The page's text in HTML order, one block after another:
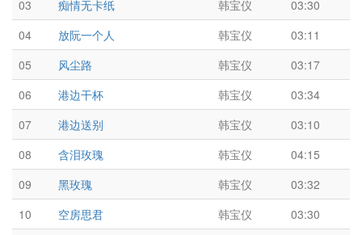
03
痴情无卡纸 韩宝仪
03:30
04
放阮一个人 韩宝仪
03:11
05
风尘路 韩宝仪
03:17
06
港边干杯 韩宝仪
03:34
07
港边送别 韩宝仪
03:10
08
含泪玫瑰 韩宝仪
04:15
09
黑玫瑰 韩宝仪
03:32
10
空房思君 韩宝仪
03:30